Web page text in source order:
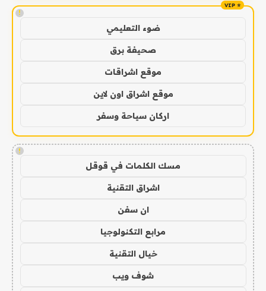
!
ضوء التعليمي
صحيفة برق
موقع اشراقات
موقع اشراق اون لاين
اركان سياحة وسفر
!
مسك الكلمات في قوقل
اشراق التقنية
ان سفن
مرابع التكنولوجيا
خيال التقنية
شوف ويب